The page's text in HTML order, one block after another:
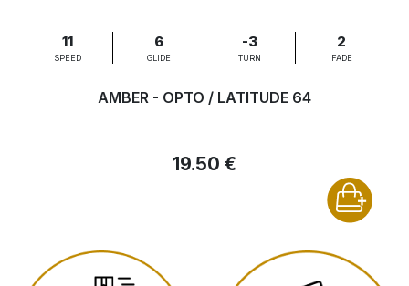
11
SPEED
6
GLIDE
-3
TURN
2
FADE
AMBER - OPTO / LATITUDE 64
19.50 €